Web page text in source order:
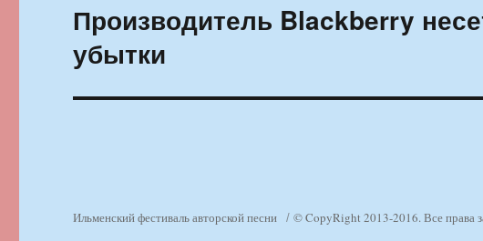
Следующая
запись:
Производитель Blackberry
убытки
Ильменский фестиваль авторской песни © CopyRight 2013-2016. Все права